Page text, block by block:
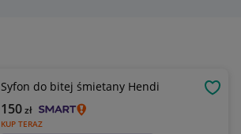
Syfon do bitej śmietany Hendi
KUP TERAZ
150zł